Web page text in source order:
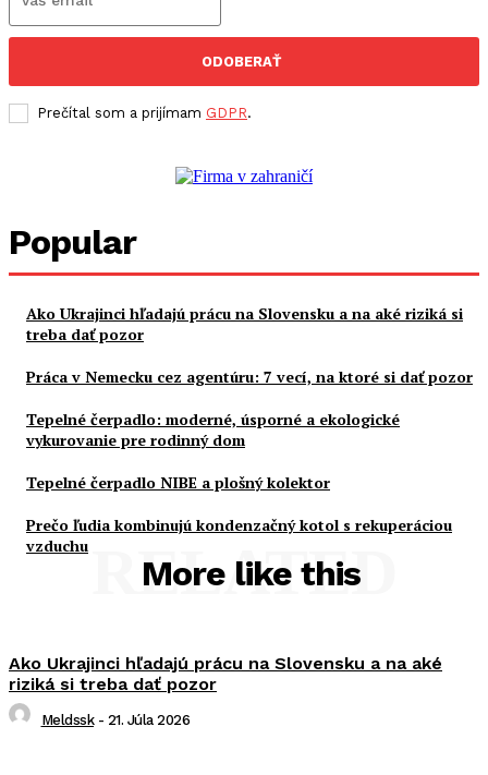
ODOBERAŤ
Prečítal som a prijímam GDPR.
Popular
Ako Ukrajinci hľadajú prácu na Slovensku a na aké riziká si
treba dať pozor
Práca v Nemecku cez agentúru: 7 vecí, na ktoré si dať pozor
Tepelné čerpadlo: moderné, úsporné a ekologické
vykurovanie pre rodinný dom
Tepelné čerpadlo NIBE a plošný kolektor
Prečo ľudia kombinujú kondenzačný kotol s rekuperáciou
vzduchu
More like this
RELATED
Ako Ukrajinci hľadajú prácu na Slovensku a na aké
riziká si treba dať pozor
Meldssk - 21. Júla 2026